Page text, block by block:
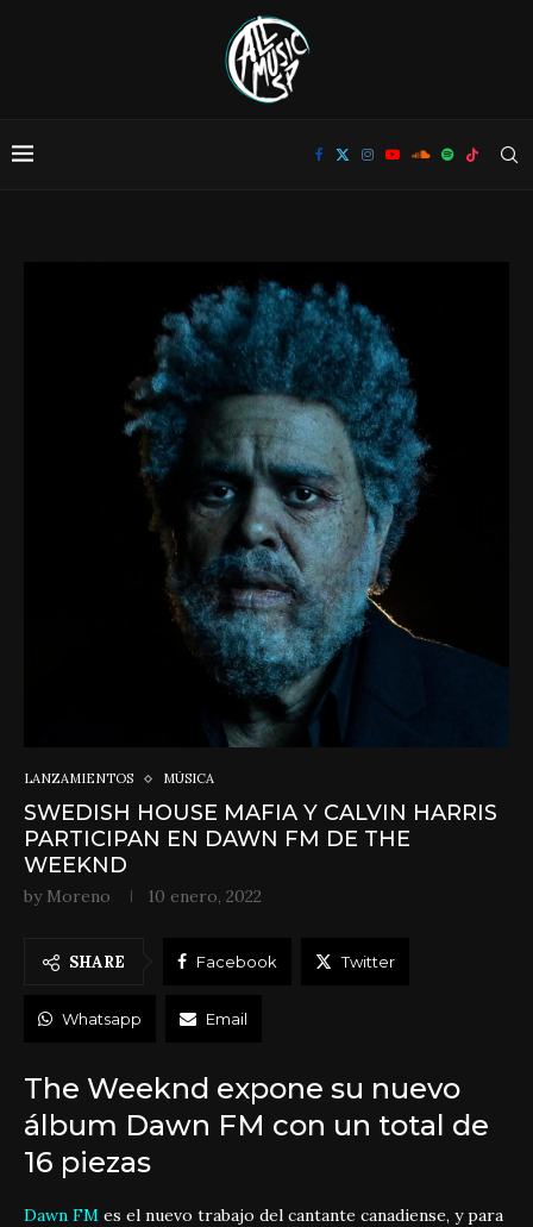
LANZAMIENTOS MÚSICA
SWEDISH HOUSE MAFIA Y CALVIN HARRIS
PARTICIPAN EN DAWN FM DE THE
WEEKND
by Moreno 10 enero, 2022
SHARE Facebook Twitter
Whatsapp Email
The Weeknd expone su nuevo
álbum Dawn FM con un total de
16 piezas
Dawn FM es el nuevo trabajo del cantante canadiense, y para